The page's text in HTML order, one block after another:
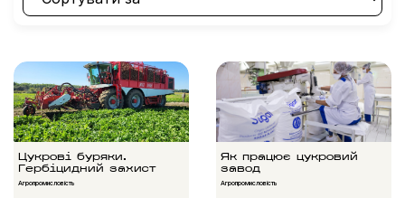
Цукрові буряки.
Гербіцидний захист
Агропромисловість
Як працює цукровий
завод
Агропромисловість